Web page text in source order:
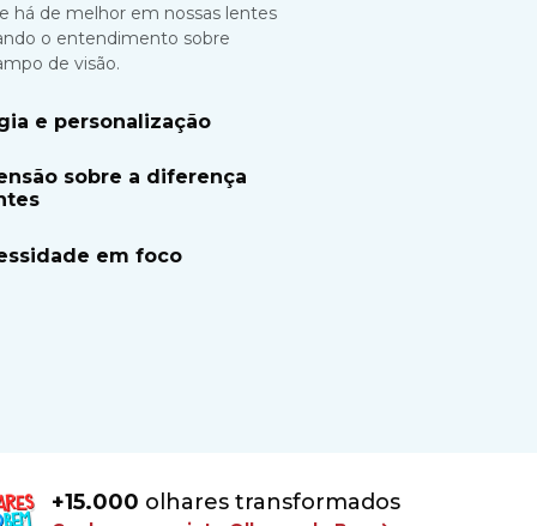
há de melhor em nossas lentes
o entendimento sobre
de visão.
e personalização
sobre a diferença
em foco
+15.000 olhares transformados